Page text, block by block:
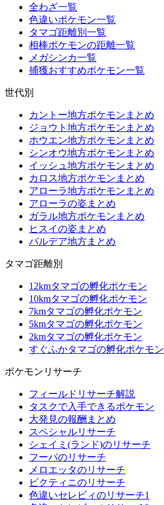
全わざ一覧
色違いポケモン一覧
タマゴ距離別一覧
相棒ポケモンの距離一覧
メガシンカ一覧
捕獲おすすめポケモン一覧
世代別
カントー地方ポケモンまとめ
ジョウト地方ポケモンまとめ
ホウエン地方ポケモンまとめ
シンオウ地方ポケモンまとめ
イッシュ地方ポケモンまとめ
カロス地方ポケモンまとめ
アローラ地方ポケモンまとめ
アローラの姿まとめ
ガラル地方ポケモンまとめ
ヒスイの姿まとめ
パルデア地方まとめ
タマゴ距離別
12kmタマゴの孵化ポケモン
10kmタマゴの孵化ポケモン
7kmタマゴの孵化ポケモン
5kmタマゴの孵化ポケモン
2kmタマゴの孵化ポケモン
すぐふかタマゴの孵化ポケモン
ポケモンリサーチ
フィールドリサーチ解説
タスクで入手できるポケモン
大発見の報酬まとめ
スペシャルリサーチ
シェイミ(ランド)のリサーチ
フーパのリサーチ
メロエッタのリサーチ
ビクティニのリサーチ
色違いセレビィのリサーチ1